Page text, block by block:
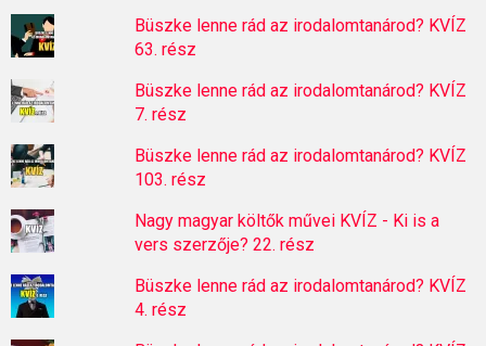
Büszke lenne rád az irodalomtanárod? KVÍZ
63. rész
Büszke lenne rád az irodalomtanárod? KVÍZ
7. rész
Büszke lenne rád az irodalomtanárod? KVÍZ
103. rész
Nagy magyar költők művei KVÍZ - Ki is a
vers szerzője? 22. rész
Büszke lenne rád az irodalomtanárod? KVÍZ
4. rész